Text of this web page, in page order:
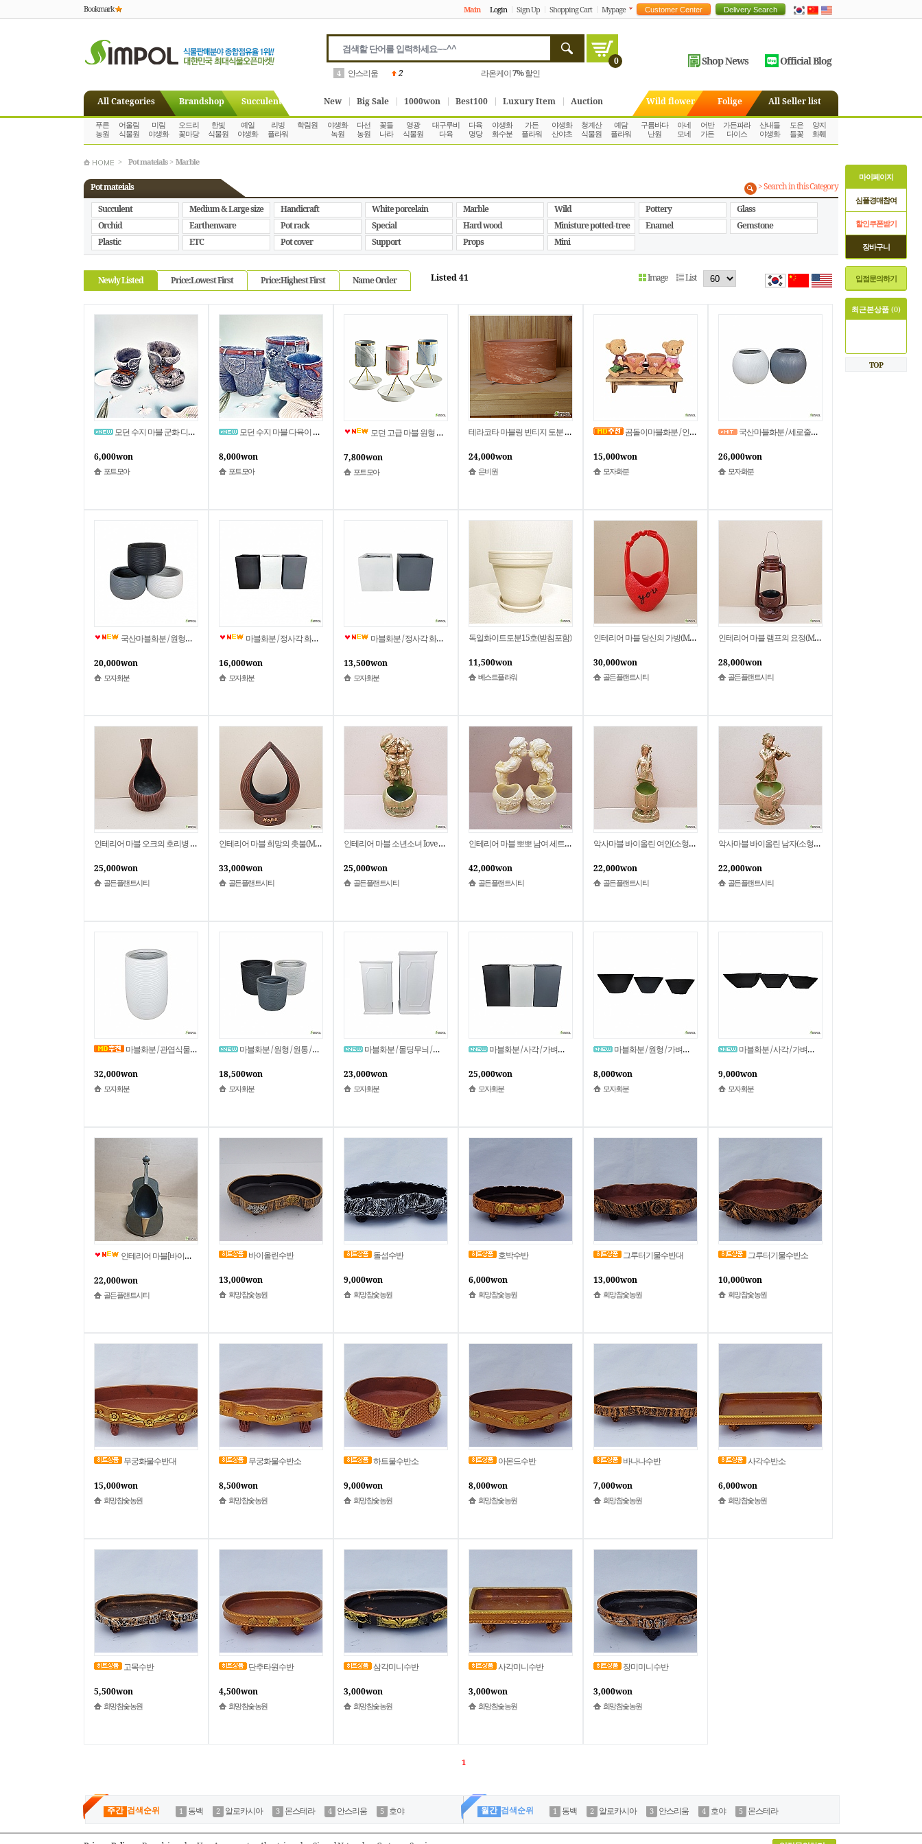
Bookmark Main Login Sign Up Shopping Cart Mypage
0
4 안스리움 2 라온케이7%할인
Shop News Official Blog
All Categories Brandshop Succulent New Big Sale 1000won Best100 Luxury Item Auction Wild flower Folige All Seller list
푸른
농원
어울림
식물원
미림
야생화
오드리
꽃마당
한빛
식물원
예일
야생화
리빙
플라워
학림원
야생화
녹원
다선
농원
꽃들
나라
영광
식물원
대구루비
다육
다육
명당
야생화
화수분
가든
플라워
야생화
산야초
청계산
식물원
예담
플라워
구름바다
난원
아네
모네
어반
가든
가든파라
다이스
산내들
야생화
도은
들꽃
양지
화훼
> Pot mateials > Marble
Pot mateials
Succulent
Medium & Large size Handicraft White porcelain Marble Wild Pottery
Glass
Orchid
Earthenware Pot rack Special Hard wood Ministure potted-tree Enamel
Gemstone
Plastic
ETC Pot cover Support Props Mini
> Search in this Category
Newly Listed Price:Lowest First Price:Highest First Name Order Listed 41 Image List
모던 수지 마블 군화 디자인 다육이 화분
6,000won
포트모아
모던 수지 마블 다육이 선인장 청바지 화분
8,000won
포트모아
모던 고급 마블 원형 수입 화분
7,800won
포트모아
테라코타 마블링 빈티지 토분 대형
24,000won
은비원
곰돌이마블화분 / 인테리어다육이화분 / 곰돌이커플화분 / 장식화분 / TB-001
15,000won
모자화분
국산마블화분 / 세로줄무늬마블화분 / 원형관엽화분 / MB-013 / 모자화분
26,000won
모자화분
국산마블화분 / 원형마블화분 / 낮은마블화분 / 가벼움 / MB-012 / 모자화분
20,000won
모자화분
마블화분 / 정사각 화분 / 사각화분 / 가벼움 / MB-009 / 모자화분
16,000won
모자화분
마블화분 / 정사각 화분 / 사각화분 / 가벼움 / MB-007 / 모자화분
13,500won
모자화분
독일화이트토분15호(받침포함)
11,500won
베스트플라워
인테리어 마블 당신의 가방(M) 2021 새상품
30,000won
골든플랜트시티
인테리어 마블 램프의 요정(M) 2021 새상품
28,000won
골든플랜트시티
인테리어 마블 오크의 호리병 화분(M) 2021 새상품
25,000won
골든플랜트시티
인테리어 마블 희망의 촛불(M) 2021 새상품
33,000won
골든플랜트시티
인테리어 마블 소년소녀 Iove you 커플(소) 2021 새상품
25,000won
골든플랜트시티
인테리어 마블 뽀뽀 남여 세트 2021 새상품
42,000won
골든플랜트시티
악사마블 바이올린 여인(소형) 2021 새상품
22,000won
골든플랜트시티
악사마블 바이올린 남자(소형) 2021 새상품
22,000won
골든플랜트시티
마블화분 / 관엽식물화분 / 관엽화분 / 원통 / 가벼운 화분 / MB-006 / 모자화분
32,000won
모자화분
마블화분 / 원형 / 원통 / 가벼움 / MB-005 / 모자화분
18,500won
모자화분
마블화분 / 몰딩무늬 / 사각 / 가벼움 / MB-004 / 모자화분
23,000won
모자화분
마블화분 / 사각 / 가벼움 / MB-003 / 모자화분
25,000won
모자화분
마블화분 / 원형 / 가벼움 / MB-002 / 모자화분
8,000won
모자화분
마블화분 / 사각 / 가벼움 / MB-001 / 모자화분
9,000won
모자화분
인테리어 마블[바이올린] 화분(소)/악기마블/인테리어화분
22,000won
골든플랜트시티
바이올린수반
13,000won
희망참숯농원
돌섬수반
9,000won
희망참숯농원
호박수반
6,000won
희망참숯농원
그루터기물수반대
13,000won
희망참숯농원
그루터기물수반소
10,000won
희망참숯농원
무궁화물수반대
15,000won
희망참숯농원
무궁화물수반소
8,500won
희망참숯농원
하트물수반소
9,000won
희망참숯농원
아몬드수반
8,000won
희망참숯농원
바나나수반
7,000won
희망참숯농원
사각수반소
6,000won
희망참숯농원
고목수반
5,500won
희망참숯농원
단추타원수반
4,500won
희망참숯농원
삼각미니수반
3,000won
희망참숯농원
사각미니수반
3,000won
희망참숯농원
장미미니수반
3,000won
희망참숯농원
1
마이페이지
심폴경매참여
할인쿠폰받기
장바구니
입점문의하기
최근본상품 (0)
TOP
주간 검색순위 동백 알로카시아 몬스테라 안스리움 호야 월간 검색순위 동백 알로카시아 안스리움 호야 몬스테라